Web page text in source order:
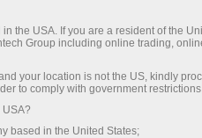
EUR/USD h1.
движения с 30
APLs & ZUP
the USA. If you are a resident of the
Group including online trading,
your location is not the US, kindly
to comply with government
based in the United States;